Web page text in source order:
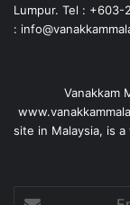
Lumpur. Tel :
:
Vanakkam
site in Malaysia, is